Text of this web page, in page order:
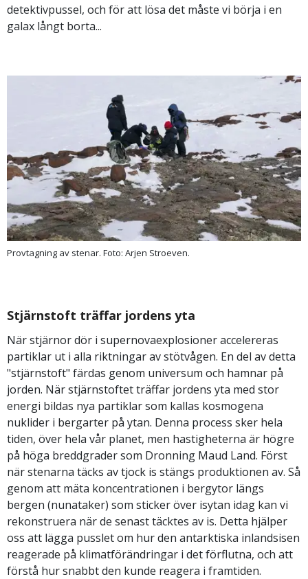
detektivpussel, och för att lösa det måste vi börja i en
galax långt borta...
Provtagning av stenar. Foto: Arjen Stroeven.
Stjärnstoft träffar jordens yta
När stjärnor dör i supernovaexplosioner accelereras
partiklar ut i alla riktningar av stötvågen. En del av detta
"stjärnstoft" färdas genom universum och hamnar på
jorden. När stjärnstoftet träffar jordens yta med stor
energi bildas nya partiklar som kallas kosmogena
nuklider i bergarter på ytan. Denna process sker hela
tiden, över hela vår planet, men hastigheterna är högre
på höga breddgrader som Dronning Maud Land. Först
när stenarna täcks av tjock is stängs produktionen av. Så
genom att mäta koncentrationen i bergytor längs
bergen (nunataker) som sticker över isytan idag kan vi
rekonstruera när de senast täcktes av is. Detta hjälper
oss att lägga pusslet om hur den antarktiska inlandsisen
reagerade på klimatförändringar i det förflutna, och att
förstå hur snabbt den kunde reagera i framtiden.